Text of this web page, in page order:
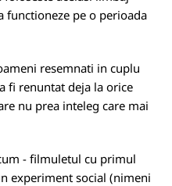
functioneze pe o perioada
resemnati in cuplu
fi renuntat deja la orice
nu prea inteleg care mai
- filmuletul cu primul
experiment social (nimeni